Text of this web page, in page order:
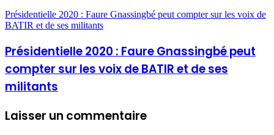
Présidentielle 2020 : Faure Gnassingbé peut compter sur les voix de
BATIR et de ses militants
Présidentielle 2020 : Faure Gnassingbé peut
compter sur les voix de BATIR et de ses
militants
Laisser un commentaire